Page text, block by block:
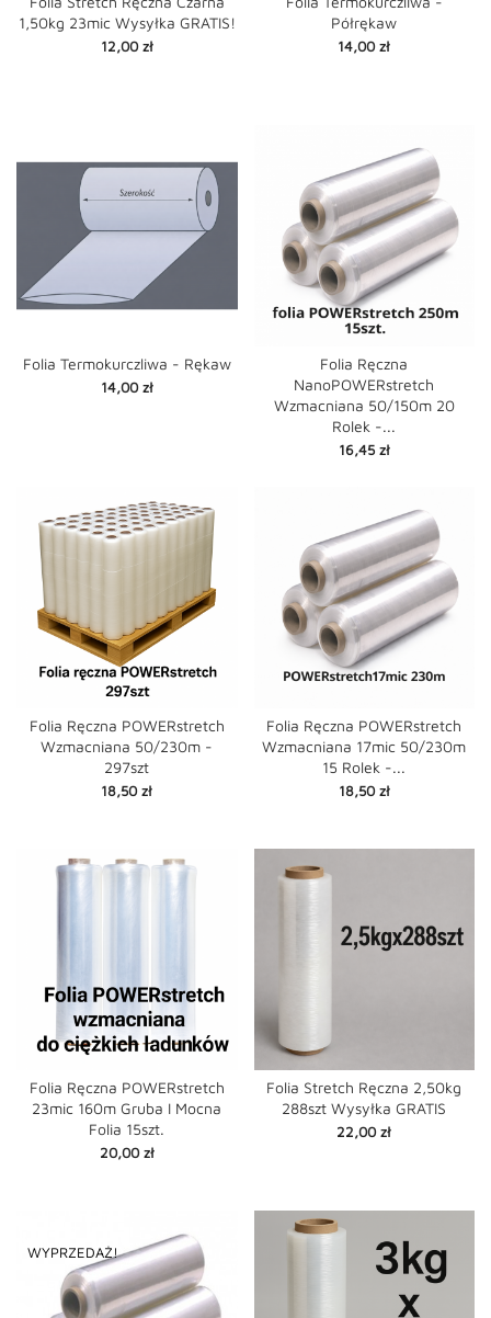
1,50kg 23mic Wysyłka GRATIS!
Cena
12,00 zł
Półrękaw
Cena
14,00 zł
Folia Termokurczliwa - Rękaw
Cena
14,00 zł
Folia Ręczna
NanoPOWERstretch
Wzmacniana 50/150m 20
Rolek -...
Cena
16,45 zł
Folia Ręczna POWERstretch
Wzmacniana 50/230m -
297szt
Cena
18,50 zł
Folia Ręczna POWERstretch
Wzmacniana 17mic 50/230m
15 Rolek -...
Cena
18,50 zł
Folia Ręczna POWERstretch
23mic 160m Gruba I Mocna
Folia 15szt.
Cena
20,00 zł
Folia Stretch Ręczna 2,50kg
288szt Wysyłka GRATIS
Cena
22,00 zł
WYPRZEDAŻ!